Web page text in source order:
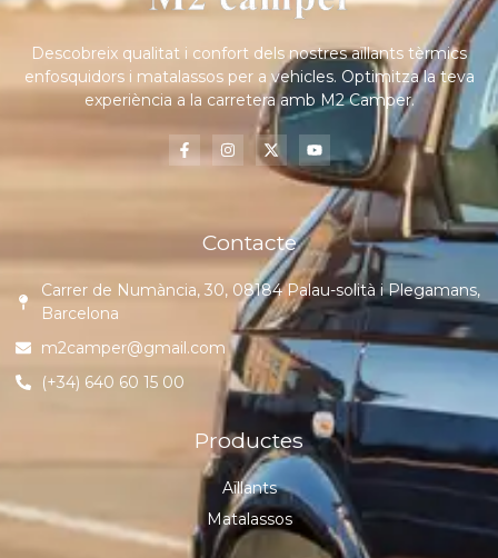
Descobreix qualitat i confort dels nostres aïllants tèrmics
enfosquidors i matalassos per a vehicles. Optimitza la teva
experiència a la carretera amb M2 Camper.
Contacte
Carrer de Numància, 30, 08184 Palau-solità i Plegamans,
Barcelona
m2camper@gmail.com
(+34) 640 60 15 00
Productes
Aïllants
Matalassos